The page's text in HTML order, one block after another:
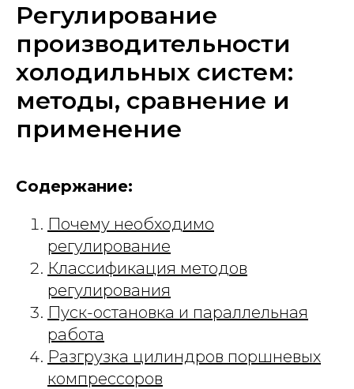
Регулирование
производительности
холодильных систем:
методы, сравнение и
применение
Содержание:
Почему необходимо
регулирование
Классификация методов
регулирования
Пуск-остановка и параллельная
работа
Разгрузка цилиндров поршневых
компрессоров